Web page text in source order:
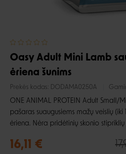
Oasy Adult Mini Lamb
ėriena šunims
Prekės kodas: DODAMA0250A
ONE ANIMAL PROTEIN Adult Small/
pašaras suaugusiems mažų veislių (iki
ėriena. Nėra pridėtinių skonio stipriklių
16,11 €